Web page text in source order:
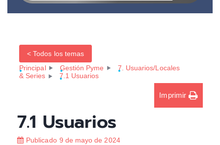
< Todos los temas
Principal
Gestión Pyme
7. Usuarios/Locales
& Series
7.1 Usuarios
Imprimir
7.1 Usuarios
Publicado 9 de mayo de 2024